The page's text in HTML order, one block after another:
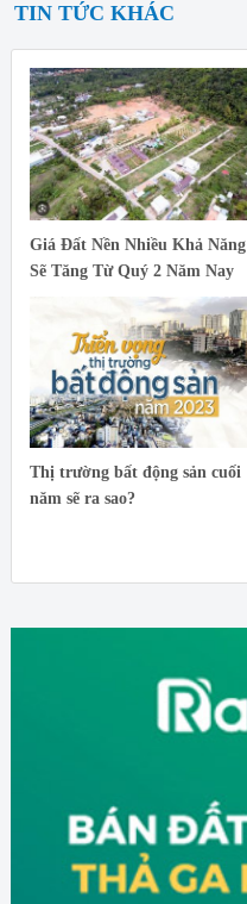
TIN TỨC KHÁC
Giá Đất Nền Nhiều Khả Năng
Sẽ Tăng Từ Quý 2 Năm Nay
Thị trường bất động sản cuối
năm sẽ ra sao?